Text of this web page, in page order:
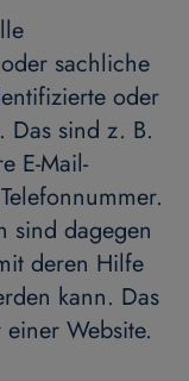
sachliche
oder
Das sind z. B.
E-Mail-
sind dagegen
deren Hilfe
kann. Das
Website.